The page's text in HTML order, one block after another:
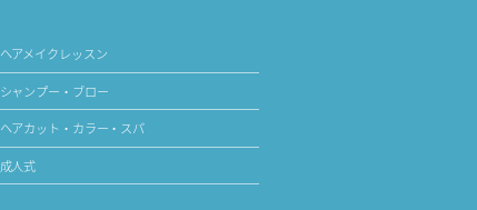
ヘアメイクレッスン
シャンプー・ブロー
ヘアカット・カラー・スパ
成人式